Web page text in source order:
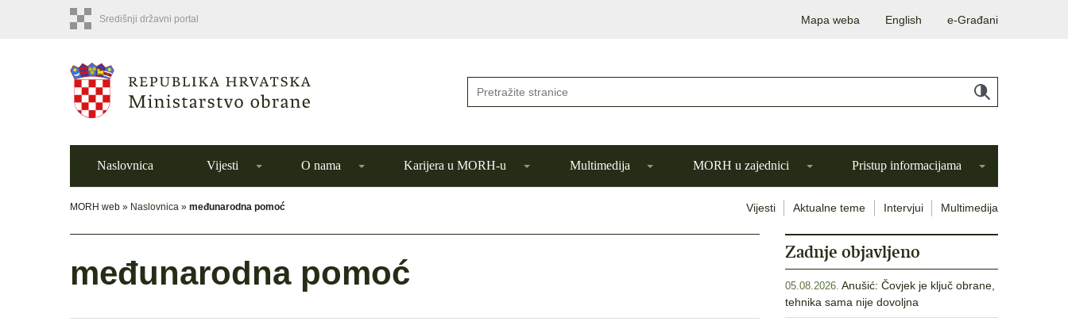
Središnji državni portal Mapa weba English e-Građani
Naslovnica Vijesti O nama Karijera u MORH-u Multimedija MORH u zajednici Pristup informacijama
MORH web » Naslovnica » međunarodna pomoć Vijesti Aktualne teme Intervjui Multimedija
međunarodna pomoć
Zadnje objavljeno
05.08.2026. Anušić: Čovjek je ključ obrane,
tehnika sama nije dovoljna